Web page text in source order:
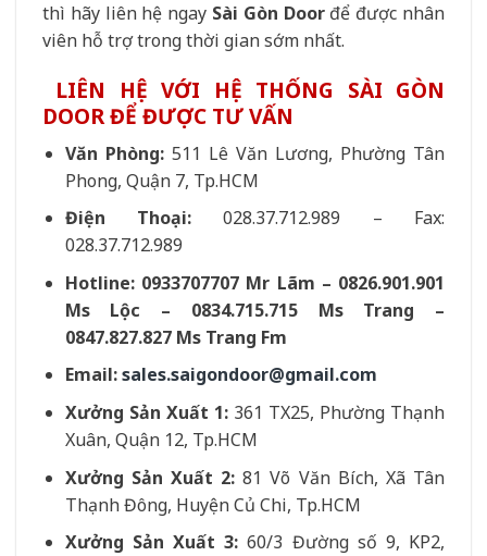
thì hãy liên hệ ngay Sài Gòn Doorđể được nhân
viên hỗ trợ trong thời gian sớm nhất.
LIÊN HỆ VỚI HỆ THỐNG SÀI GÒN
DOOR ĐỂ ĐƯỢC TƯ VẤN
Văn Phòng:511 Lê Văn Lương, Phường Tân
Phong, Quận 7, Tp.HCM
Điện Thoại: 028.37.712.989 – Fax:
028.37.712.989
Hotline: 0933707707 Mr Lãm – 0826.901.901
Ms Lộc – 0834.715.715 Ms Trang –
0847.827.827 Ms Trang Fm
Email:sales.saigondoor@gmail.com
Xưởng Sản Xuất 1:361 TX25, Phường Thạnh
Xuân, Quận 12, Tp.HCM
Xưởng Sản Xuất 2: 81 Võ Văn Bích, Xã Tân
Thạnh Đông, Huyện Củ Chi, Tp.HCM
Xưởng Sản Xuất 3: 60/3 Đường số 9, KP2,